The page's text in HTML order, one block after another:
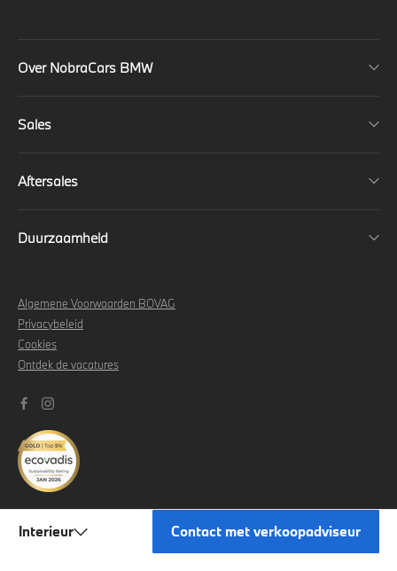
Interieur Contact met verkoopadviseur
Over NobraCars BMW
Sales
Aftersales
Duurzaamheid
Algemene Voorwaarden BOVAG
Privacybeleid
Cookies
Ontdek de vacatures